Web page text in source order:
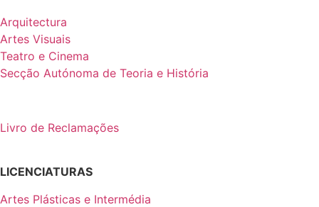
Arquitectura
Artes Visuais
Teatro e Cinema
Secção Autónoma de Teoria e História
Livro de Reclamações
LICENCIATURAS
Artes Plásticas e Intermédia